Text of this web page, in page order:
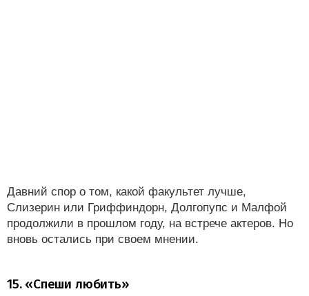
Давний спор о том, какой факультет лучше,
Слизерин или Гриффиндорн, Долгопупс и Малфой
продолжили в прошлом году, на встрече актеров. Но
вновь остались при своем мнении.
15. «Спеши любить»